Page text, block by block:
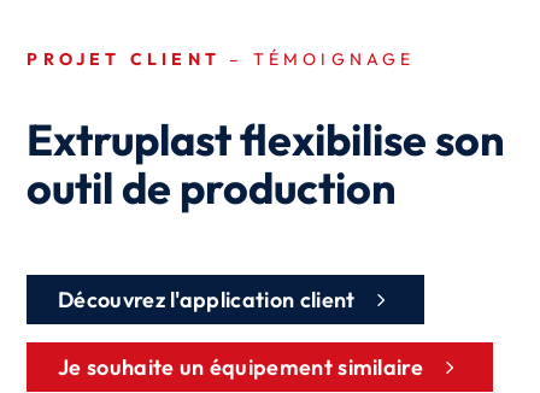
PROJET CLIENT – TÉMOIGNAGE
Extruplast flexibilise son
outil de production
Découvrez l'application client
Je souhaite un équipement similaire